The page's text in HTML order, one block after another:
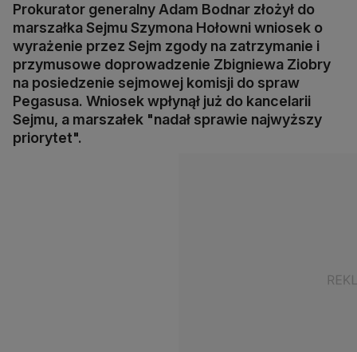
Prokurator generalny Adam Bodnar złożył do
marszałka Sejmu Szymona Hołowni wniosek o
wyrażenie przez Sejm zgody na zatrzymanie i
przymusowe doprowadzenie Zbigniewa Ziobry
na posiedzenie sejmowej komisji do spraw
Pegasusa. Wniosek wpłynął już do kancelarii
Sejmu, a marszałek "nadał sprawie najwyższy
priorytet".